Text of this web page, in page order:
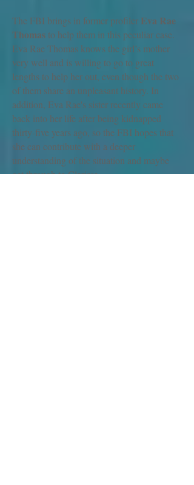
The FBI brings in former profiler Eva Rae
Thomas to help them in this peculiar case.
Eva Rae Thomas knows the girl’s mother
very well and is willing to go to great
lengths to help her out, even though the two
of them share an unpleasant history. In
addition, Eva Rae's sister recently came
back into her life after being kidnapped
thirty-five years ago, so the FBI hopes that
she can contribute with a deeper
understanding of the situation and maybe
get through to Clarissa.